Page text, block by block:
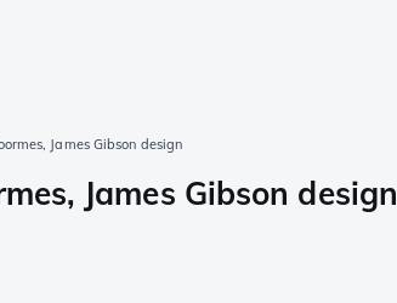
James Gibson design
James Gibson design